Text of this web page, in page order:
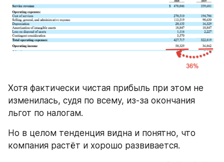
Хотя фактически чистая прибыль при этом не
изменилась, судя по всему, из-за окончания
льгот по налогам.
Но в целом тенденция видна и понятно, что
компания растёт и хорошо развивается.